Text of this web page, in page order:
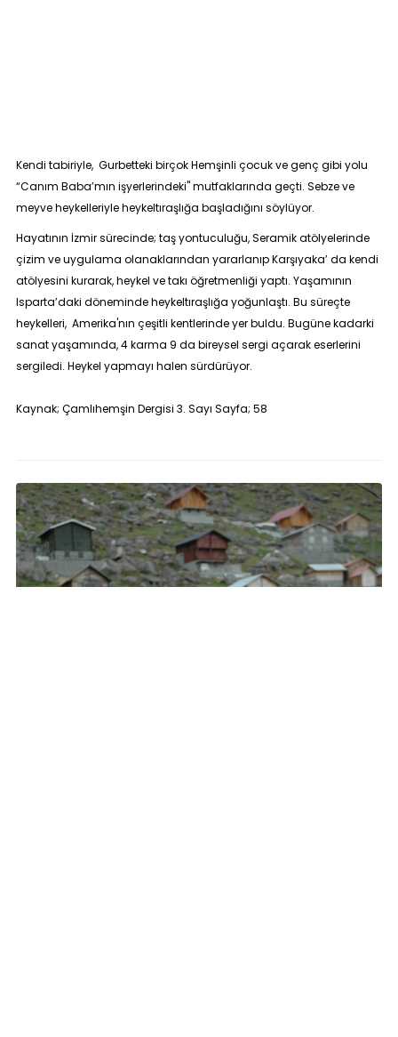
Kendi tabiriyle, Gurbetteki birçok Hemşinli çocuk ve genç gibi yolu
“Canım Baba’mın işyerlerindeki" mutfaklarında geçti. Sebze ve
meyve heykelleriyle heykeltıraşlığa başladığını söylüyor.
Hayatının İzmir sürecinde; taş yontuculuğu, Seramik atölyelerinde
çizim ve uygulama olanaklarından yararlanıp Karşıyaka’ da kendi
atölyesini kurarak, heykel ve takı öğretmenliği yaptı. Yaşamının
Isparta’daki döneminde heykeltıraşlığa yoğunlaştı. Bu süreçte
heykelleri, Amerika'nın çeşitli kentlerinde yer buldu. Bugüne kadarki
sanat yaşamında, 4 karma 9 da bireysel sergi açarak eserlerini
sergiledi. Heykel yapmayı halen sürdürüyor.
Kaynak; Çamlıhemşin Dergisi 3. Sayı Sayfa; 58